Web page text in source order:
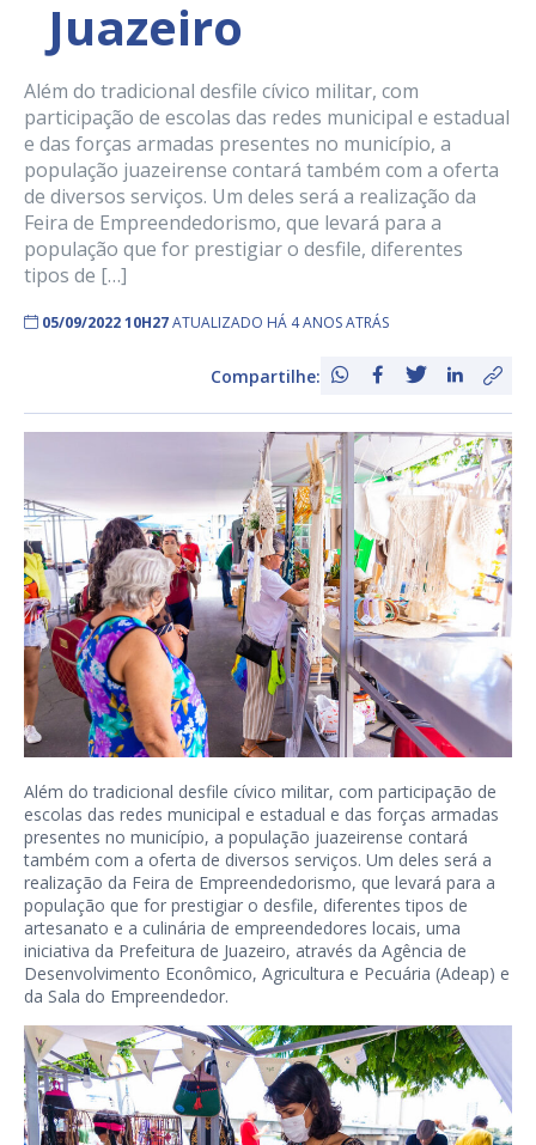
Juazeiro
Além do tradicional desfile cívico militar, com
participação de escolas das redes municipal e estadual
e das forças armadas presentes no município, a
população juazeirense contará também com a oferta
de diversos serviços. Um deles será a realização da
Feira de Empreendedorismo, que levará para a
população que for prestigiar o desfile, diferentes
tipos de […]
05/09/2022 10H27ATUALIZADO HÁ 4 ANOS ATRÁS
Compartilhe:
Além do tradicional desfile cívico militar, com participação de
escolas das redes municipal e estadual e das forças armadas
presentes no município, a população juazeirense contará
também com a oferta de diversos serviços. Um deles será a
realização da Feira de Empreendedorismo, que levará para a
população que for prestigiar o desfile, diferentes tipos de
artesanato e a culinária de empreendedores locais, uma
iniciativa da Prefeitura de Juazeiro, através da Agência de
Desenvolvimento Econômico, Agricultura e Pecuária (Adeap) e
da Sala do Empreendedor.